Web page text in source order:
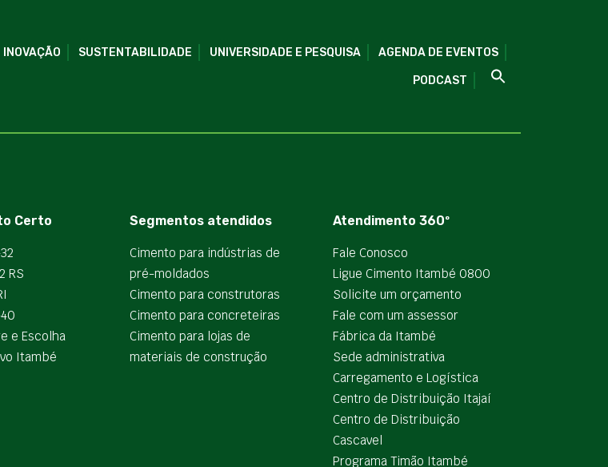
INOVAÇÃO SUSTENTABILIDADE UNIVERSIDADE E PESQUISA AGENDA DE EVENTOS
PODCAST
Certo
RS
e Escolha
Itambé
Segmentos atendidos
Cimento para indústrias de
pré-moldados
Cimento para construtoras
Cimento para concreteiras
Cimento para lojas de
materiais de construção
Atendimento 360º
Fale Conosco
Ligue Cimento Itambé 0800
Solicite um orçamento
Fale com um assessor
Fábrica da Itambé
Sede administrativa
Carregamento e Logística
Centro de Distribuição Itajaí
Centro de Distribuição
Cascavel
Programa Timão Itambé